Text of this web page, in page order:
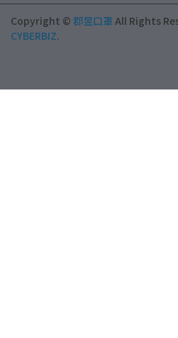
Copyright © 郡昱口罩 All Rights
CYBERBIZ.